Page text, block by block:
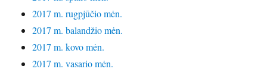
2017 m. rugpjūčio mėn.
2017 m. balandžio mėn.
2017 m. kovo mėn.
2017 m. vasario mėn.